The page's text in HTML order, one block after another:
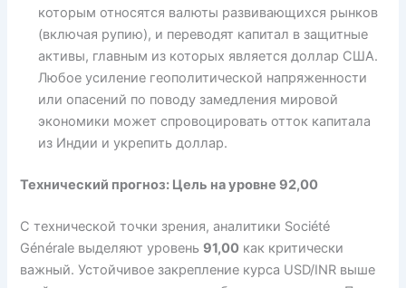
которым относятся валюты развивающихся рынков
(включая рупию), и переводят капитал в защитные
активы, главным из которых является доллар США.
Любое усиление геополитической напряженности
или опасений по поводу замедления мировой
экономики может спровоцировать отток капитала
из Индии и укрепить доллар.
Технический прогноз: Цель на уровне 92,00
С технической точки зрения, аналитики Société
Générale выделяют уровень 91,00 как критически
важный. Устойчивое закрепление курса USD/INR выше